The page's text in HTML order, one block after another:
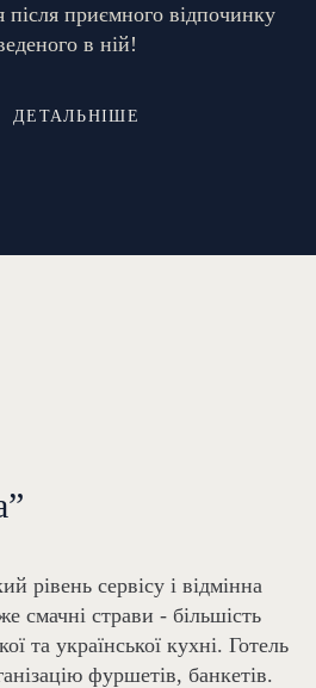
після приємного відпочинку
в ній!
ДЕТАЛЬНІШЕ
рівень сервісу і відмінна
смачні страви - більшість
та української кухні. Готель
фуршетів, банкетів.